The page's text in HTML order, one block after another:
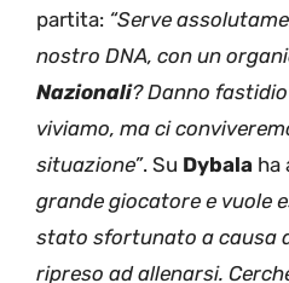
partita: “Serve
nostro DNA, con un
Nazionali? Danno
viviamo, ma ci
situazione”. Su Dybala ha
grande giocatore e vuole
stato sfortunato a causa
ripreso ad allenarsi.